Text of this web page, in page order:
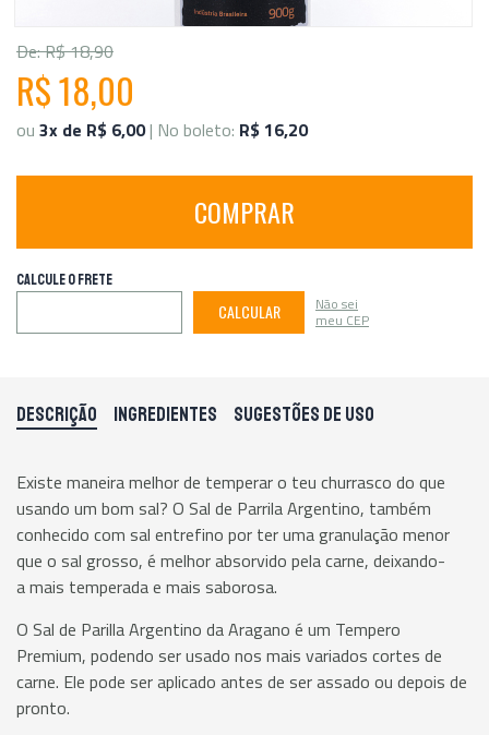
De: R$ 18,90
R$ 18,00
ou 3x de R$ 6,00| No boleto: R$ 16,20
COMPRAR
CALCULE O FRETE
CALCULAR Não sei
meu CEP
DESCRIÇÃO INGREDIENTES SUGESTÕES DE USO
Existe maneira melhor de temperar o teu churrasco do que
usando um bom sal? O Sal de Parrila Argentino, também
conhecido com sal entrefino por ter uma granulação menor
que o sal grosso, é melhor absorvido pela carne, deixando-
a mais temperada e mais saborosa.
O Sal de Parilla Argentino da Aragano é um Tempero
Premium, podendo ser usado nos mais variados cortes de
carne. Ele pode ser aplicado antes de ser assado ou depois de
pronto.